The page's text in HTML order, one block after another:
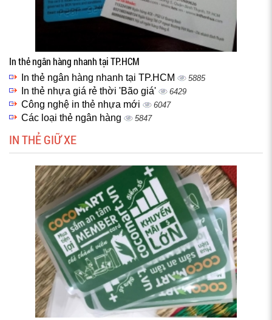
In thẻ ngân hàng nhanh tại TP.HCM
In thẻ ngân hàng nhanh tại TP.HCM 5885
In thẻ nhựa giá rẻ thời 'Bão giá' 6429
Công nghệ in thẻ nhựa mới 6047
Các loại thẻ ngân hàng 5847
IN THẺ GIỮ XE